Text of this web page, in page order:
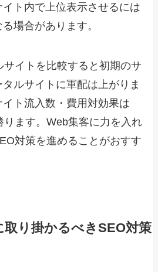
ト内で上位表示させるには
場合があります。
サイトを比較すると初期のサ
ルサイトに軍配は上がりま
ト流入数・費用対効果は
ります。Web集客に力を入れ
対策を進めることがおすす
取り掛かるべきSEO対策